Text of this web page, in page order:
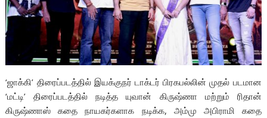
‘ஜாக்கி’ திரைப்படத்தில் இயக்குநர் டாக்டர் பிரகபல்லின் முதல் படமான
‘மட்டி’ திரைப்படத்தில் நடித்த யுவான் கிருஷ்ணா மற்றும் ரிதான்
கிருஷ்ணாஸ் கதை நாயகர்களாக நடிக்க, அம்மு அபிராமி கதை